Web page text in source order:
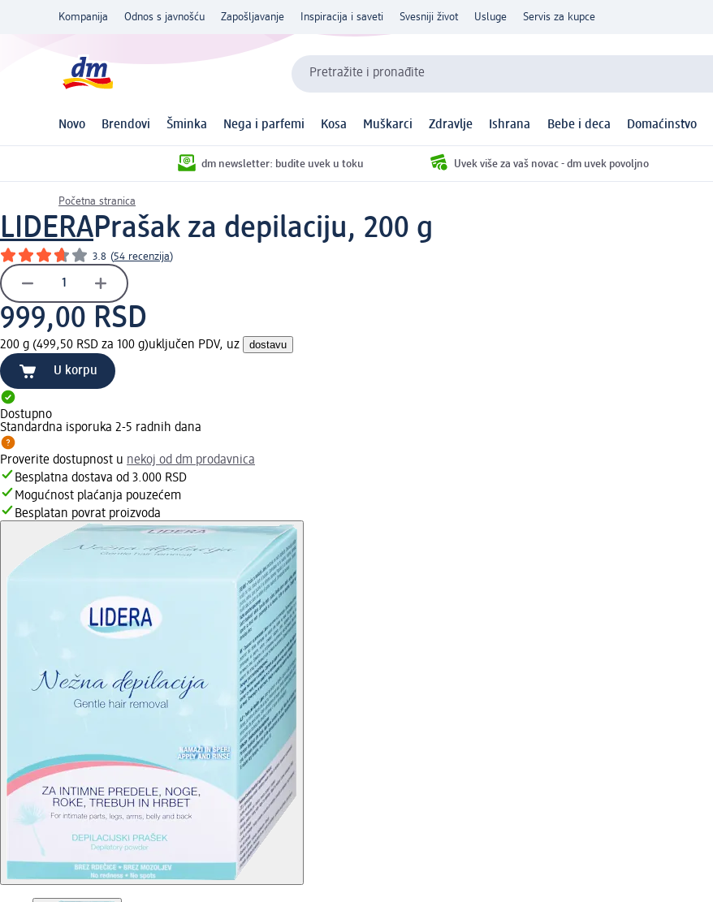
Kompanija Odnos s javnošću Zapošljavanje Inspiracija i saveti Svesniji život Usluge Servis za kupce
Pretražite i pronađite
Novo Brendovi Šminka Nega i parfemi Kosa Muškarci Zdravlje Ishrana Bebe i deca Domaćinstvo
dm newsletter: budite uvek u toku Uvek više za vaš novac - dm uvek povoljno
Početna stranica
LIDERAPrašak za depilaciju, 200 g
3.8 (54 recenzija)
999,00 RSD
200 g (499,50 RSD za 100 g)uključen PDV, uz dostavu
U korpu
Dostupno
Standardna isporuka 2-5 radnih dana
Proverite dostupnost u nekoj od dm prodavnica
Besplatna dostava od 3.000 RSD
Mogućnost plaćanja pouzećem
Besplatan povrat proizvoda